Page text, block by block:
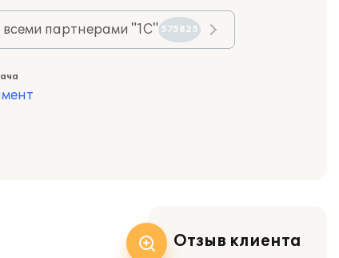
партнерами "1С" 575825
Отзыв клиента